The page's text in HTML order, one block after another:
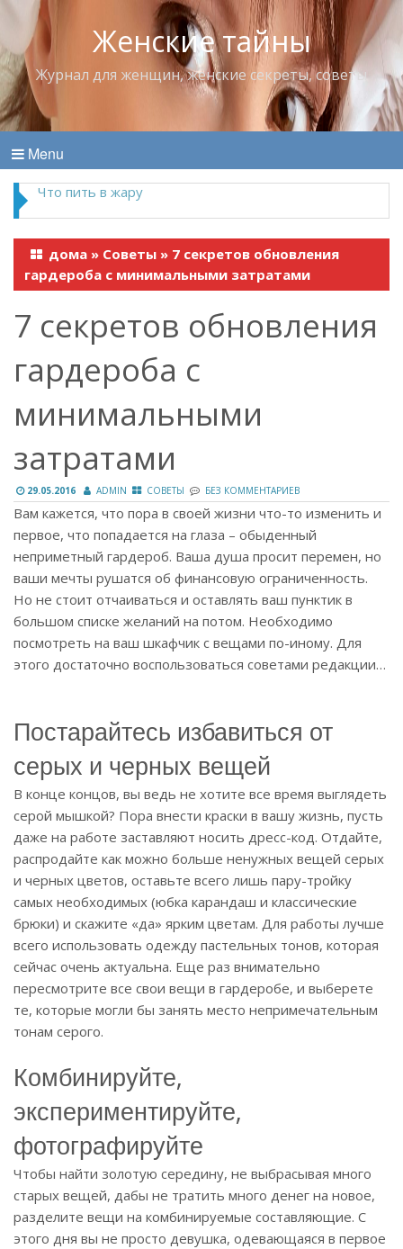
Женские тайны
Журнал для женщин, женские секреты, советы
Menu
Что пить в жару
дома » Советы » 7 секретов обновления
гардероба с минимальными затратами
7 секретов обновления
гардероба с
минимальными
затратами
29.05.2016 ADMIN СОВЕТЫ БЕЗ КОММЕНТАРИЕВ
Вам кажется, что пора в своей жизни что-то изменить и
первое, что попадается на глаза – обыденный
неприметный гардероб. Ваша душа просит перемен, но
ваши мечты рушатся об финансовую ограниченность.
Но не стоит отчаиваться и оставлять ваш пунктик в
большом списке желаний на потом. Необходимо
посмотреть на ваш шкафчик с вещами по-иному. Для
этого достаточно воспользоваться советами редакции…
Постарайтесь избавиться от
серых и черных вещей
В конце концов, вы ведь не хотите все время выглядеть
серой мышкой? Пора внести краски в вашу жизнь, пусть
даже на работе заставляют носить дресс-код. Отдайте,
распродайте как можно больше ненужных вещей серых
и черных цветов, оставьте всего лишь пару-тройку
самых необходимых (юбка карандаш и классические
брюки) и скажите «да» ярким цветам. Для работы лучше
всего использовать одежду пастельных тонов, которая
сейчас очень актуальна. Еще раз внимательно
пересмотрите все свои вещи в гардеробе, и выберете
те, которые могли бы занять место непримечательным
тонам серого.
Комбинируйте,
экспериментируйте,
фотографируйте
Чтобы найти золотую середину, не выбрасывая много
старых вещей, дабы не тратить много денег на новое,
разделите вещи на комбинируемые составляющие. С
этого дня вы не просто девушка, одевающаяся в первое